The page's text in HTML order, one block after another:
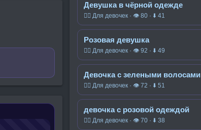
Девушка в чёрной одежде
🧍‍♀️ Для девочек · 👁 80 · ⬇ 41
Розовая девушка
🧍‍♀️ Для девочек · 👁 92 · ⬇ 49
Девочка с зелеными волосами
🧍‍♀️ Для девочек · 👁 72 · ⬇ 51
девочка с розовой одеждой
🧍‍♀️ Для девочек · 👁 70 · ⬇ 38